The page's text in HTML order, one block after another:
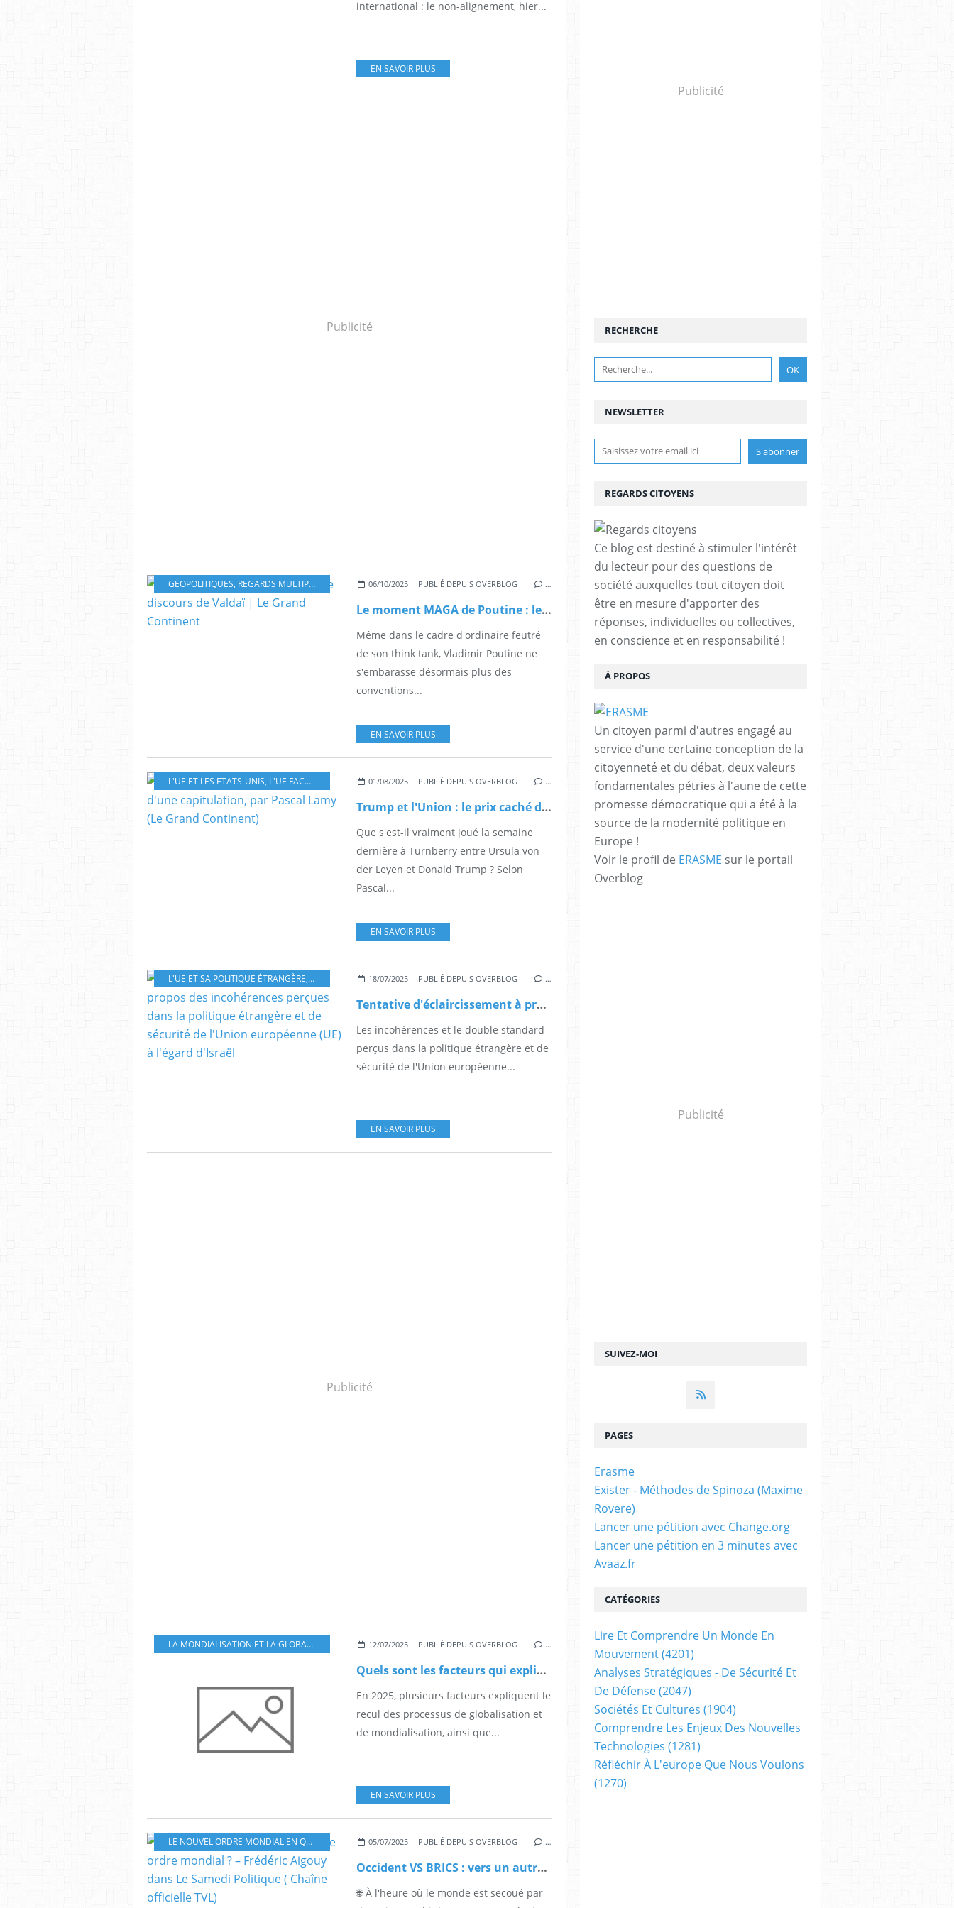
international : le non-alignement, hier...
EN SAVOIR PLUS
Publicité
GÉOPOLITIQUES, REGARDS MULTIPLES SUR LES DIRIGEANTS DU MONDE ,DIVERGENCES POLITIQUES ET GÉOPOLITIQUES,LA RUSSIE ET SA POLITIQUE ÉTRANGÈRE LA RUSSIE ET L'OTAN
06/10/2025 PUBLIÉ DEPUIS OVERBLOG …
Le moment MAGA de Poutine : le discours de Valdaï | Le Grand Continent
Même dans le cadre d'ordinaire feutré
de son think tank, Vladimir Poutine ne
s'embarasse désormais plus des
conventions...
EN SAVOIR PLUS
L'UE ET LES ETATS-UNIS, L'UE FACE AUX DÉFIS COMMERCIAUX ,LA GUERRE COMMERCIALE À L'OEUVRE LA GUERRE ÉCONOMIQUE EN MARCHE, L'UE FACE À SON IMPUISSANCE
01/08/2025 PUBLIÉ DEPUIS OVERBLOG …
Trump et l'Union : le prix caché d'une capitulation, par Pascal Lamy (Le Grand Continent)
Que s'est-il vraiment joué la semaine
dernière à Turnberry entre Ursula von
der Leyen et Donald Trump ? Selon
Pascal...
EN SAVOIR PLUS
L'UE ET SA POLITIQUE ÉTRANGÈRE, GESTICULATIONS POLITIQUES ET DIPLOMATIQUES,L'UE FACE À SES CHOIX ET INCOHÉRENCES
18/07/2025 PUBLIÉ DEPUIS OVERBLOG …
Tentative d'éclaircissement à propos des incohérences perçues dans la politique étrangère et de sécurité de l'Union européenne (UE) à l'égard d'Israël
Les incohérences et le double standard
perçus dans la politique étrangère et de
sécurité de l'Union européenne...
EN SAVOIR PLUS
Publicité
LA MONDIALISATION ET LA GLOBALISATION EN QUESTION ,LE NATIONALISME EN QUESTION,LE SOUVERAINISME EN QUESTION
12/07/2025 PUBLIÉ DEPUIS OVERBLOG …
Quels sont les facteurs qui expliquent le phénomène de recul des processus de globalisation et de mondialisation, d’une part, et celui du retour à des comportements souverainistes, nationalistes, conflictuels et parfois belliqueux, d’autre part ?
En 2025, plusieurs facteurs expliquent le
recul des processus de globalisation et
de mondialisation, ainsi que...
EN SAVOIR PLUS
LE NOUVEL ORDRE MONDIAL EN QUESTION REGARDS MULTIPLES SUR LES BRICS,L'OCCIDENT EN QUESTION
05/07/2025 PUBLIÉ DEPUIS OVERBLOG …
Occident VS BRICS : vers un autre ordre mondial ? – Frédéric Aigouy dans Le Samedi Politique ( Chaîne officielle TVL)
🌐 À l'heure où le monde est secoué par
Publicité
NEWSLETTER
SUIVEZ-MOI
RECHERCHE
REGARDS CITOYENS
Ce blog est destiné à stimuler l'intérêt
du lecteur pour des questions de
société auxquelles tout citoyen doit
être en mesure d'apporter des
réponses, individuelles ou collectives,
en conscience et en responsabilité !
À PROPOS
Un citoyen parmi d'autres engagé au
service d'une certaine conception de la
citoyenneté et du débat, deux valeurs
fondamentales pétries à l'aune de cette
promesse démocratique qui a été à la
source de la modernité politique en
Europe !
Voir le profil de ERASME sur le portail
Overblog
Publicité
PAGES
Erasme
Exister - Méthodes de Spinoza (Maxime
Rovere)
Lancer une pétition avec Change.org
Lancer une pétition en 3 minutes avec
Avaaz.fr
CATÉGORIES
Lire Et Comprendre Un Monde En
Mouvement(4201)
Analyses Stratégiques - De Sécurité Et
De Défense(2047)
Sociétés Et Cultures (1904)
Comprendre Les Enjeux Des Nouvelles
Technologies (1281)
Réfléchir À L'europe Que Nous Voulons
(1270)